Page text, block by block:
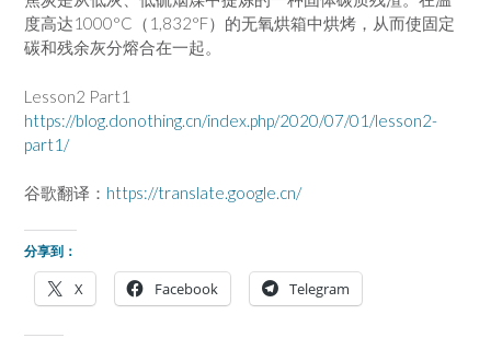
度高达1000°C（1,832°F）的无氧烘箱中烘烤，从而使固定
碳和残余灰分熔合在一起。
Lesson2 Part1
https://blog.donothing.cn/index.php/2020/07/01/lesson2-
part1/
谷歌翻译： https://translate.google.cn/
分享到：
X Facebook Telegram